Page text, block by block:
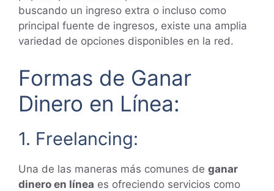
buscando un ingreso extra o incluso como
principal fuente de ingresos, existe una amplia
variedad de opciones disponibles en la red.
Formas de Ganar
Dinero en Línea:
1. Freelancing:
Una de las maneras más comunes de ganar
dinero en línea es ofreciendo servicios como